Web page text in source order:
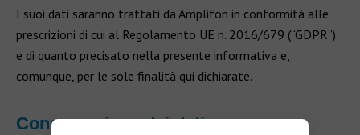
I suoi dati saranno trattati da Amplifon in conformità alle
prescrizioni di cui al Regolamento UE n. 2016/679 (“GDPR”)
e di quanto precisato nella presente informativa e,
comunque, per le sole finalità qui dichiarate.
Conservazione dei dati